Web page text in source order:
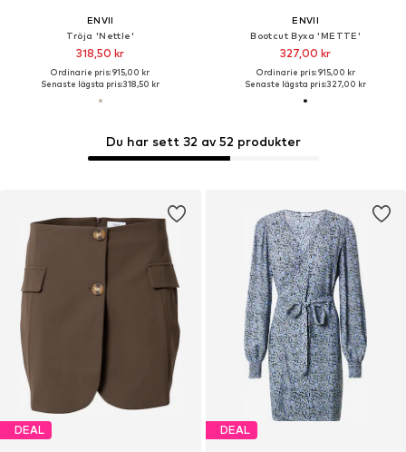
ENVII
Tröja 'Nettle'
318,50 kr
Ordinarie pris: 915,00 kr
Senaste lägsta pris:318,50 kr
ENVII
Bootcut Byxa 'METTE'
327,00 kr
Ordinarie pris: 915,00 kr
Senaste lägsta pris:327,00 kr
Du har sett 32 av 52 produkter
DEAL DEAL